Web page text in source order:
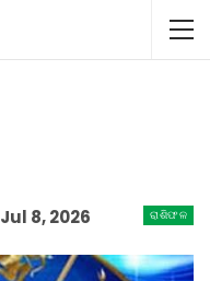
ରାଶିଫଳ
Jul 8, 2026